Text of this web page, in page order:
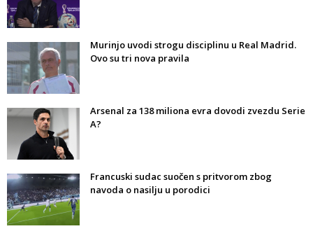
Murinjo uvodi strogu disciplinu u Real Madrid.
Ovo su tri nova pravila
Arsenal za 138 miliona evra dovodi zvezdu Serie
A?
Francuski sudac suočen s pritvorom zbog
navoda o nasilju u porodici